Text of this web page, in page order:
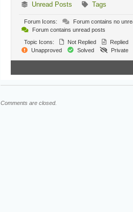
Unread Posts
Tags
Forum Icons:
Forum contains no
Forum contains unread posts
Topic Icons:
Not Replied
Replied
Unapproved
Solved Private
Comments are closed.